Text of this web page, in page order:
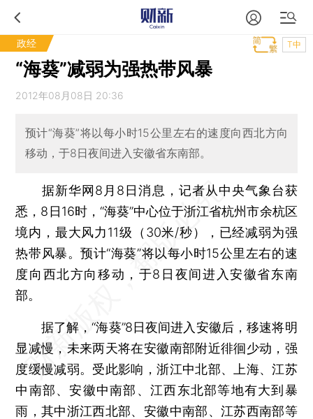
政经 T中
“海葵”减弱为强热带风暴
2012年08月08日 20:36
预计“海葵”将以每小时15公里左右的速度向西北方向
移动，于8日夜间进入安徽省东南部。
据新华网8月8日消息，记者从中央气象台获
悉，8日16时，“海葵”中心位于浙江省杭州市余杭区
境内，最大风力11级（30米/秒），已经减弱为强
热带风暴。预计“海葵”将以每小时15公里左右的速
度向西北方向移动，于8日夜间进入安徽省东南
部。
据了解，“海葵”8日夜间进入安徽后，移速将明
显减慢，未来两天将在安徽南部附近徘徊少动，强
度缓慢减弱。受此影响，浙江中北部、上海、江苏
中南部、安徽中南部、江西东北部等地有大到暴
雨，其中浙江西北部、安徽中南部、江苏西南部等